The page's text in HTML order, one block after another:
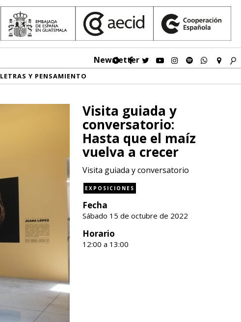
Newsletter
LETRAS Y PENSAMIENTO
Visita guiada y
conversatorio:
Hasta que el maíz
vuelva a crecer
Visita guiada y conversatorio
EXPOSICIONES
Fecha
Sábado 15 de octubre de 2022
Horario
12:00 a 13:00